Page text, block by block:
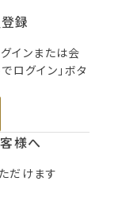
録
インまたは会
ログイン」ボタ
様へ
だけます